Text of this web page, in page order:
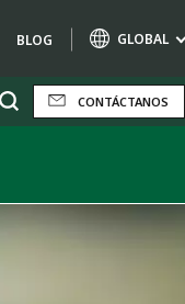
BLOG GLOBAL
CONTÁCTANOS